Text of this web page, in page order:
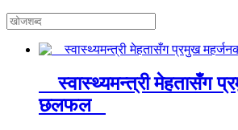
स्वास्थ्यमन्त्री मेहतासँग
छलफल